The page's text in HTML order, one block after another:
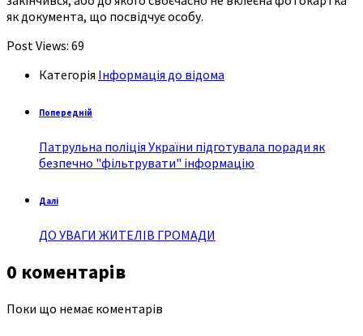
як документа, що посвідчує особу.
Post Views: 69
Категорія Інформація до відома
Попередній
Патрульна поліція України підготувала поради як
безпечно "фільтрувати" інформацію
Далі
ДО УВАГИ ЖИТЕЛІВ ГРОМАДИ
0 коментарів
Поки що немає коментарів